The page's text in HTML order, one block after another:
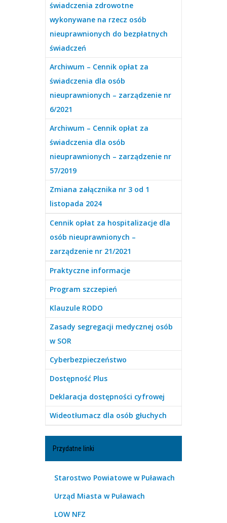
świadczenia zdrowotne
wykonywane na rzecz osób
nieuprawnionych do bezpłatnych
świadczeń
Archiwum – Cennik opłat za
świadczenia dla osób
nieuprawnionych – zarządzenie nr
6/2021
Archiwum – Cennik opłat za
świadczenia dla osób
nieuprawnionych – zarządzenie nr
57/2019
Zmiana załącznika nr 3 od 1
listopada 2024
Cennik opłat za hospitalizacje dla
osób nieuprawnionych –
zarządzenie nr 21/2021
Praktyczne informacje
Program szczepień
Klauzule RODO
Zasady segregacji medycznej osób
w SOR
Cyberbezpieczeństwo
Dostępność Plus
Deklaracja dostępności cyfrowej
Wideotłumacz dla osób głuchych
Przydatne linki
Starostwo Powiatowe w Puławach
Urząd Miasta w Puławach
LOW NFZ